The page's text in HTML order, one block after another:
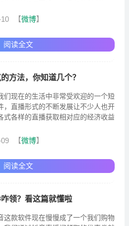
【微博】
阅读全文
方法，你知道几个？
们现在的生活中非常受欢迎的一个短
，直播形式的不断发展让不少人也开
式各样的直播获取相对应的经济收益
【微博】
阅读全文
领？看这篇就懂啦
这款软件现在慢慢成了一个我们购物